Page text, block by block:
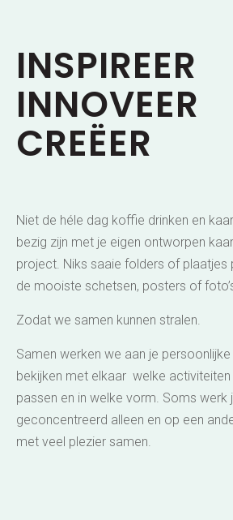
INSPIREER
INNOVEER
CREËER
Niet de héle dag koffie drinken en
bezig zijn met je eigen ontworpen
project. Niks saaie folders of plaatjes
de mooiste schetsen, posters of
Zodat we samen kunnen stralen.
Samen werken we aan je
bekijken met elkaar welke activiteiten
passen en in welke vorm. Soms werk
geconcentreerd alleen en op een
met veel plezier samen.